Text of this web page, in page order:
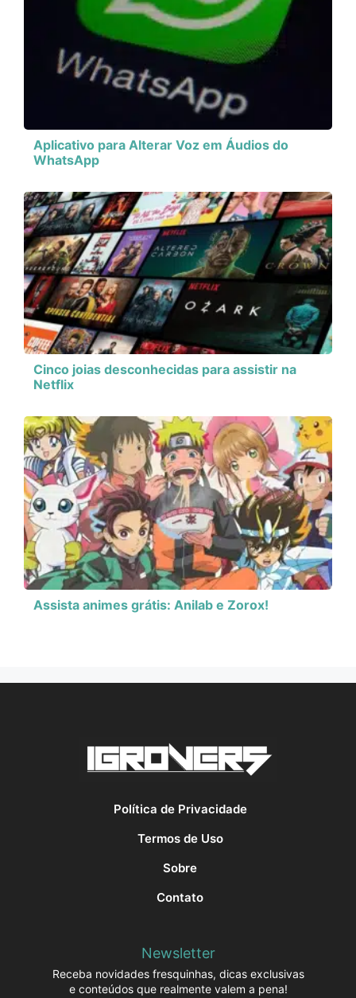
Aplicativo para Alterar Voz em Áudios do
WhatsApp
Cinco joias desconhecidas para assistir na
Netflix
Assista animes grátis: Anilab e Zorox!
Política de Privacidade
Termos de Uso
Sobre
Contato
Newsletter
Receba novidades fresquinhas, dicas exclusivas
e conteúdos que realmente valem a pena!